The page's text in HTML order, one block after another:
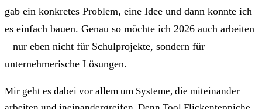
gab ein konkretes Problem, eine Idee und dann konnte ich
es einfach bauen. Genau so möchte ich 2026 auch arbeiten
– nur eben nicht für Schulprojekte, sondern für
unternehmerische Lösungen.
Mir geht es dabei vor allem um Systeme, die miteinander